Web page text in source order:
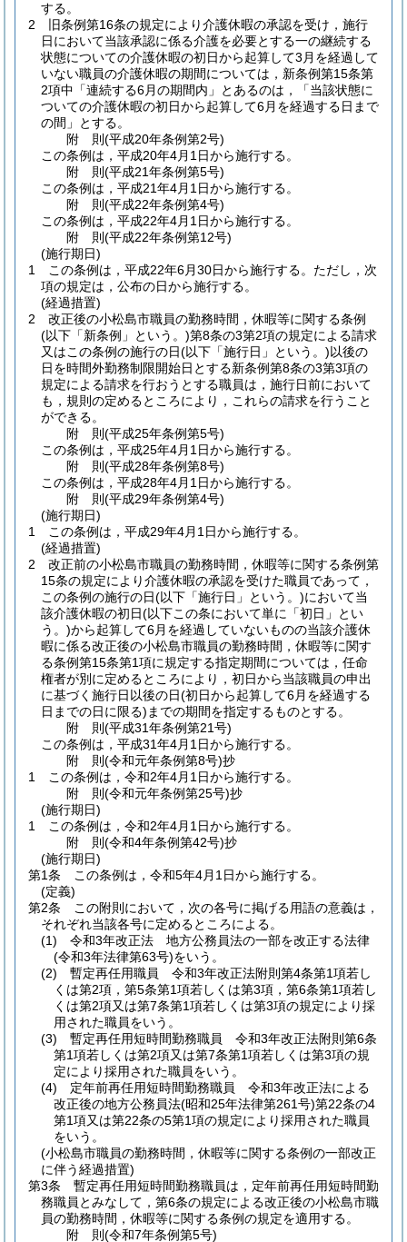
する。
2
旧条例第16条の規定により介護休暇の承認を受け，施行
日において当該承認に係る介護を必要とする一の継続する
状態についての介護休暇の初日から起算して3月を経過して
いない職員の介護休暇の期間については，新条例第15条第
2項中「連続する6月の期間内」とあるのは，「当該状態に
ついての介護休暇の初日から起算して6月を経過する日まで
の間」とする。
附 則(平成20年条例第2号)
この条例は，平成20年4月1日から施行する。
附 則(平成21年条例第5号)
この条例は，平成21年4月1日から施行する。
附 則(平成22年条例第4号)
この条例は，平成22年4月1日から施行する。
附 則(平成22年条例第12号)
(施行期日)
1
この条例は，平成22年6月30日から施行する。 ただし，次
項の規定は，公布の日から施行する。
(経過措置)
2
改正後の小松島市職員の勤務時間，休暇等に関する条例
(以下「新条例」という。)第8条の3第2項の規定による請求
又はこの条例の施行の日(以下「施行日」という。)以後の
日を時間外勤務制限開始日とする新条例第8条の3第3項の
規定による請求を行おうとする職員は，施行日前において
も，規則の定めるところにより，これらの請求を行うこと
ができる。
附 則(平成25年条例第5号)
この条例は，平成25年4月1日から施行する。
附 則(平成28年条例第8号)
この条例は，平成28年4月1日から施行する。
附 則(平成29年条例第4号)
(施行期日)
1
この条例は，平成29年4月1日から施行する。
(経過措置)
2
改正前の小松島市職員の勤務時間，休暇等に関する条例第
15条の規定により介護休暇の承認を受けた職員であって，
この条例の施行の日(以下「施行日」という。)において当
該介護休暇の初日(以下この条において単に「初日」とい
う。)から起算して6月を経過していないものの当該介護休
暇に係る改正後の小松島市職員の勤務時間，休暇等に関す
る条例第15条第1項に規定する指定期間については，任命
権者が別に定めるところにより，初日から当該職員の申出
に基づく施行日以後の日(初日から起算して6月を経過する
日までの日に限る) までの期間を指定するものとする。
附 則(平成31年条例第21号)
この条例は，平成31年4月1日から施行する。
附 則(令和元年条例第8号)抄
1
この条例は，令和2年4月1日から施行する。
附 則(令和元年条例第25号)抄
(施行期日)
1
この条例は，令和2年4月1日から施行する。
附 則(令和4年条例第42号)抄
(施行期日)
第1条
この条例は，令和5年4月1日から施行する。
(定義)
第2条
この附則において，次の各号に掲げる用語の意義は，
それぞれ当該各号に定めるところによる。
(1)
令和3年改正法 地方公務員法の一部を改正する法律
(令和3年法律第63号)をいう。
(2)
暫定再任用職員 令和3年改正法附則第4条第1項若し
くは第2項，第5条第1項若しくは第3項，第6条第1項若し
くは第2項又は第7条第1項若しくは第3項の規定により採
用された職員をいう。
(3)
暫定再任用短時間勤務職員 令和3年改正法附則第6条
第1項若しくは第2項又は第7条第1項若しくは第3項の規
定により採用された職員をいう。
(4)
定年前再任用短時間勤務職員 令和3年改正法による
改正後の地方公務員法(昭和25年法律第261号)第22条の4
第1項又は第22条の5第1項の規定により採用された職員
をいう。
(小松島市職員の勤務時間，休暇等に関する条例の一部改正
に伴う経過措置)
第3条
暫定再任用短時間勤務職員は，定年前再任用短時間勤
務職員とみなして，第6条の規定による改正後の小松島市職
員の勤務時間，休暇等に関する条例の規定を適用する。
附 則(令和7年条例第5号)